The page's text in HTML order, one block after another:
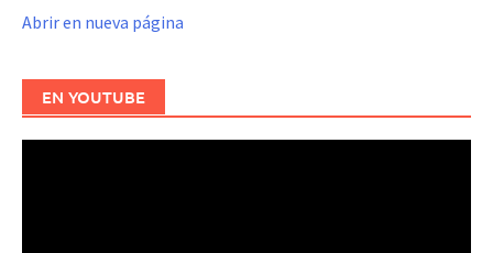
Abrir en nueva página
EN YOUTUBE